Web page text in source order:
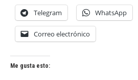
Telegram WhatsApp
Correo electrónico
Me gusta esto: